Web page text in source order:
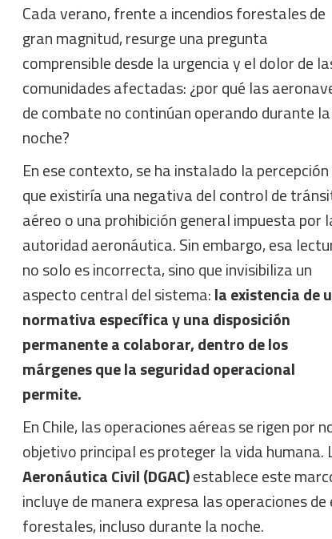
Cada verano, frente a incendios forestales de
gran magnitud, resurge una pregunta
comprensible desde la urgencia y el dolor de
comunidades afectadas: ¿por qué las
de combate no continúan operando durante la
noche?
En ese contexto, se ha instalado la percepción
que existiría una negativa del control de
aéreo o una prohibición general impuesta por
autoridad aeronáutica. Sin embargo, esa
no solo es incorrecta, sino que invisibiliza un
aspecto central del sistema:la existencia de
normativa específica y una disposición
permanente a colaborar, dentro de los
márgenes que la seguridad operacional
permite.
En Chile, las operaciones aéreas se rigen por
objetivo principal es proteger la vida humana.
Aeronáutica Civil (DGAC)establece este
incluye de manera expresa las operaciones
forestales, incluso durante la noche.